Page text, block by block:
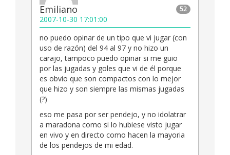
52
Emiliano
2007-10-30 17:01:00
no puedo opinar de un tipo que vi jugar (con
uso de razón) del 94 al 97 y no hizo un
carajo, tampoco puedo opinar si me guio
por las jugadas y goles que vi de él porque
es obvio que son compactos con lo mejor
que hizo y son siempre las mismas jugadas
(?)
eso me pasa por ser pendejo, y no idolatrar
a maradona como si lo hubiese visto jugar
en vivo y en directo como hacen la mayoria
de los pendejos de mi edad.